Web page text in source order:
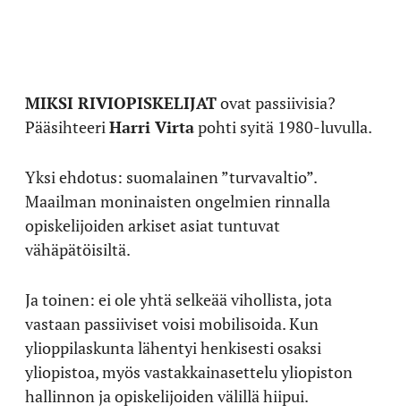
MIKSI RIVIOPISKELIJATovat passiivisia?
PääsihteeriHarri Virtapohti syitä 1980-luvulla.
Yksi ehdotus: suomalainen ”turvavaltio”.
Maailman moninaisten ongelmien rinnalla
opiskelijoiden arkiset asiat tuntuvat
vähäpätöisiltä.
Ja toinen: ei ole yhtä selkeää vihollista, jota
vastaan passiiviset voisi mobilisoida. Kun
ylioppilaskunta lähentyi henkisesti osaksi
yliopistoa, myös vastakkainasettelu yliopiston
hallinnon ja opiskelijoiden välillä hiipui.